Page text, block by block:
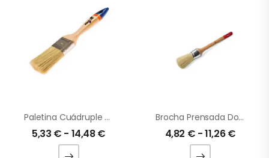
Paletina Cuádruple Premium Serie 25
5,33 € - 14,48€
Brocha Prensada Domestic
4,82 € -11,26€